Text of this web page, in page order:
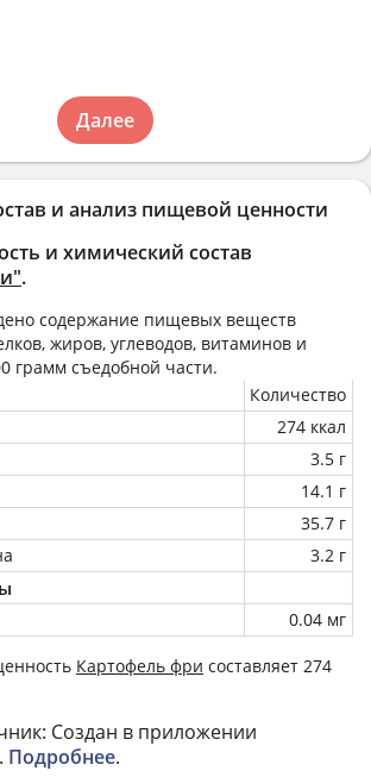
и анализ пищевой ценности
и химический состав
.
содержание пищевых веществ
жиров, углеводов, витаминов и
грамм съедобной части.
Количество
274 ккал
3.5 г
14.1 г
35.7 г
3.2 г
0.04 мг
Картофель фри составляет 274
Создан в приложении
Подробнее.
Далее